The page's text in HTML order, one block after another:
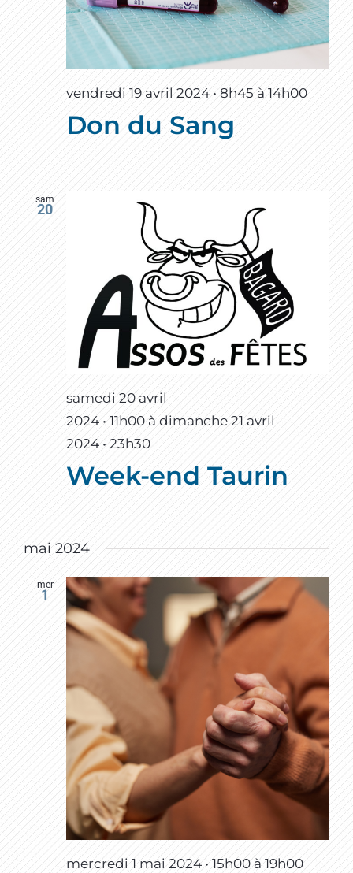
vendredi 19 avril 2024 • 8h45 à 14h00
Don du Sang
sam
20
samedi 20 avril
2024 • 11h00 àdimanche 21 avril
2024 • 23h30
Week-end Taurin
mai 2024
mer
1
mercredi 1 mai 2024 • 15h00à19h00